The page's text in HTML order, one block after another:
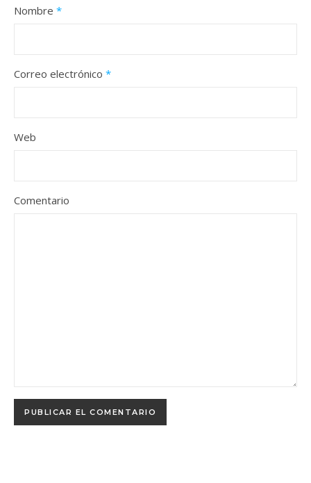
Nombre *
Correo electrónico *
Web
Comentario